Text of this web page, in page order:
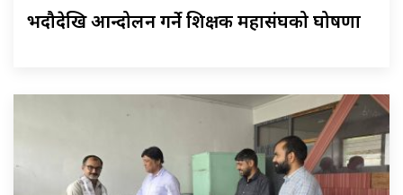
भदौदेखि आन्दोलन गर्ने शिक्षक महासंघको घोषणा